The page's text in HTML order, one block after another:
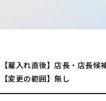
【雇入れ直後】店長・店長候
【変更の範囲】無し